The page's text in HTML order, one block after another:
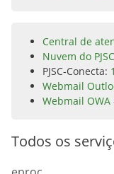
Central de
Nuvem do
PJSC-Conecta:
Webmail
Webmail
Todos os